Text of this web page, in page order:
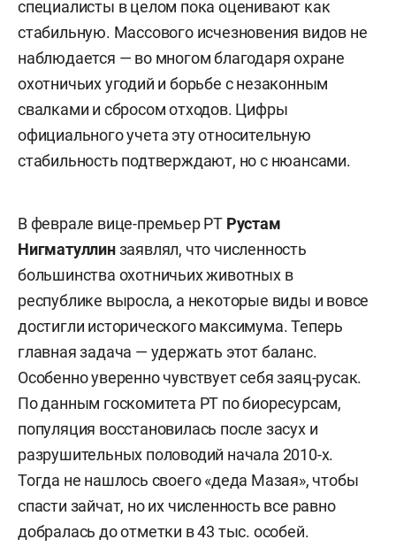
специалисты в целом пока оценивают как
стабильную. Массового исчезновения видов не
наблюдается — во многом благодаря охране
охотничьих угодий и борьбе с незаконным
свалками и сбросом отходов. Цифры
официального учета эту относительную
стабильность подтверждают, но с нюансами.
В феврале вице-премьер РТ Рустам
Нигматуллинзаявлял, что численность
большинства охотничьих животных в
республике выросла, а некоторые виды и вовсе
достигли исторического максимума. Теперь
главная задача — удержать этот баланс.
Особенно уверенно чувствует себя заяц-русак.
По данным госкомитета РТ по биоресурсам,
популяция восстановилась после засух и
разрушительных половодий начала 2010-х.
Тогда не нашлось своего «деда Мазая», чтобы
спасти зайчат, но их численность все равно
добралась до отметки в 43 тыс. особей.